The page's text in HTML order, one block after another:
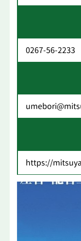
0267-56-2233
https://